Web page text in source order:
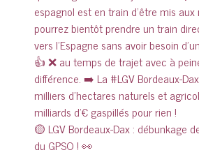
🟡 LGV Bordeaux-Dax : débunkage
du GPSO ! 👀